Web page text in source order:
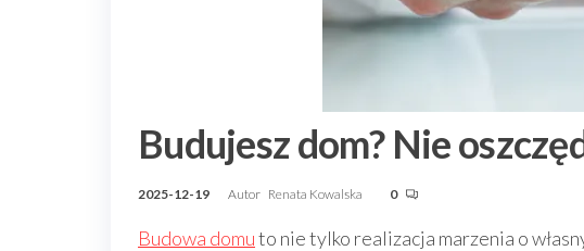
Budujesz dom? Nie
2025-12-19 Autor Renata Kowalska 0
Budowa domuto nie tylko realizacja marzenia o